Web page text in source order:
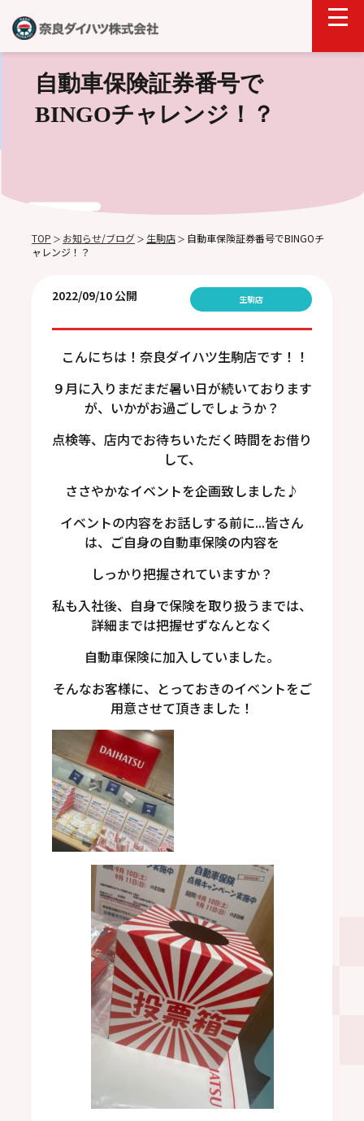
自動車保険証券番号で
BINGOチャレンジ！？
TOP ＞ お知らせ/ブログ ＞ 生駒店 ＞ 自動車保険証券番号でBINGOチ
ャレンジ！？
2022/09/10 公開 生駒店
こんにちは！奈良ダイハツ生駒店です！！
９月に入りまだまだ暑い日が続いております
が、いかがお過ごしでしょうか？
点検等、店内でお待ちいただく時間をお借り
して、
ささやかなイベントを企画致しました♪
イベントの内容をお話しする前に...皆さん
は、ご自身の自動車保険の内容を
しっかり把握されていますか？
私も入社後、自身で保険を取り扱うまでは、
詳細までは把握せずなんとなく
自動車保険に加入していました。
そんなお客様に、とっておきのイベントをご
用意させて頂きました！